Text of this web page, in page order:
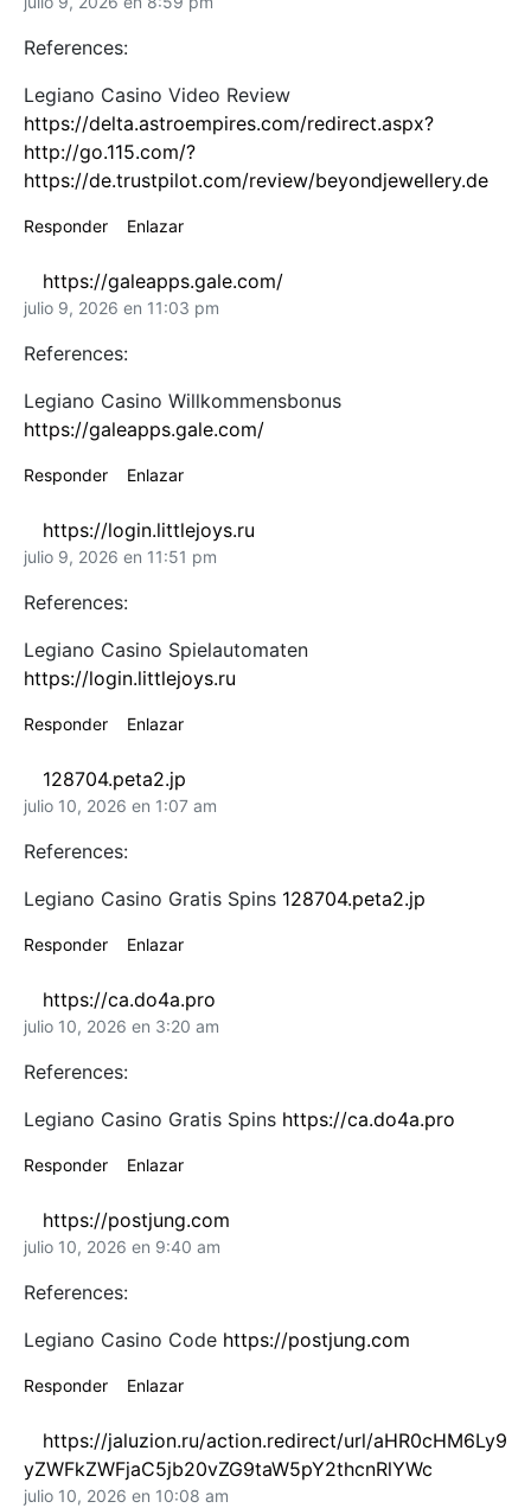
References:
Legiano Casino Video Review
https://delta.astroempires.com/redirect.aspx?
http://go.115.com/?
https://de.trustpilot.com/review/beyondjewellery.de
Responder Enlazar
https://galeapps.gale.com/
julio 9, 2026 en 11:03 pm
References:
Legiano Casino Willkommensbonus
https://galeapps.gale.com/
Responder Enlazar
https://login.littlejoys.ru
julio 9, 2026 en 11:51 pm
References:
Legiano Casino Spielautomaten
https://login.littlejoys.ru
Responder Enlazar
128704.peta2.jp
julio 10, 2026 en 1:07 am
References:
Legiano Casino Gratis Spins 128704.peta2.jp
Responder Enlazar
https://ca.do4a.pro
julio 10, 2026 en 3:20 am
References:
Legiano Casino Gratis Spins https://ca.do4a.pro
Responder Enlazar
https://postjung.com
julio 10, 2026 en 9:40 am
References:
Legiano Casino Code https://postjung.com
Responder Enlazar
https://jaluzion.ru/action.redirect/url/aHR0cHM6Ly9
yZWFkZWFjaC5jb20vZG9taW5pY2thcnRlYWc
julio 10, 2026 en 10:08 am